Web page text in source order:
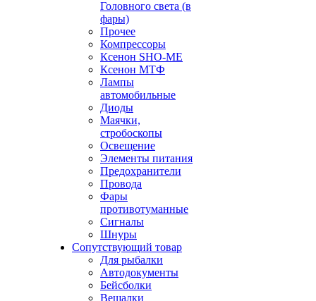
Головного света (в
фары)
Прочее
Компрессоры
Ксенон SHO-ME
Ксенон МТФ
Лампы
автомобильные
Диоды
Маячки,
стробоскопы
Освещение
Элементы питания
Предохранители
Провода
Фары
противотуманные
Сигналы
Шнуры
Сопутствующий товар
Для рыбалки
Автодокументы
Бейсболки
Вешалки